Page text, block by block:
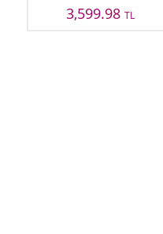
3,599.98TL